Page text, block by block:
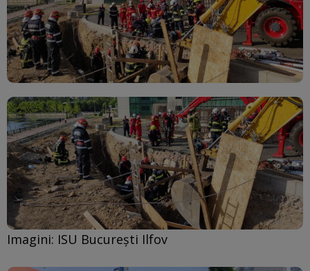
Imagini: ISU Bucureşti Ilfov